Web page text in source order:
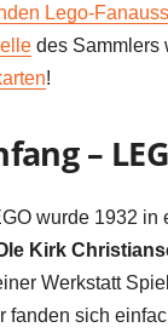
Lego-
des Sammlers
!
–
wurde 1932 in
Kirk
Werkstatt
fanden sich